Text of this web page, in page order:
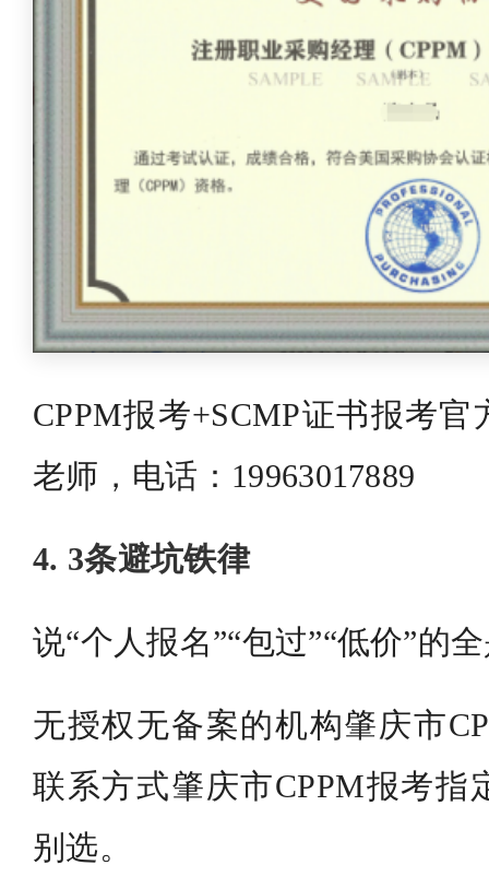
CPPM报考+SCMP证书报考
老师，电话：19963017889
4. 3条避坑铁律
说“个人报名”“包过”“低价”的
无授权无备案的机构肇庆市
联系方式肇庆市CPPM报考指
别选。